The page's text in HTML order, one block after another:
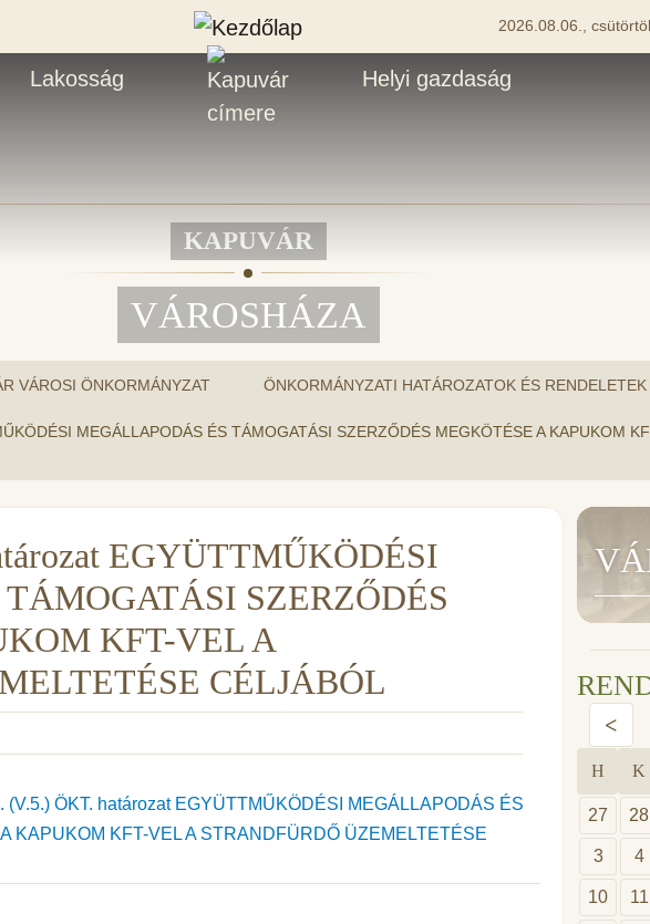
2026.08.06.,
Lakosság Helyi gazdaság
KAPUVÁR
VÁROSHÁZA
VÁROSI ÖNKORMÁNYZAT ÖNKORMÁNYZATI HATÁROZATOK ÉS RENDELETEK
MEGÁLLAPODÁS ÉS TÁMOGATÁSI SZERZŐDÉS MEGKÖTÉSE A KAPUKOM
EGYÜTTMŰKÖDÉSI
SZERZŐDÉS
KFT-VEL A
CÉLJÁBÓL
(V.5.) ÖKT. határozat EGYÜTTMŰKÖDÉSI MEGÁLLAPODÁS ÉS
KAPUKOM KFT-VEL A STRANDFÜRDŐ ÜZEMELTETÉSE
<
H K
27 28
3 4
10 11